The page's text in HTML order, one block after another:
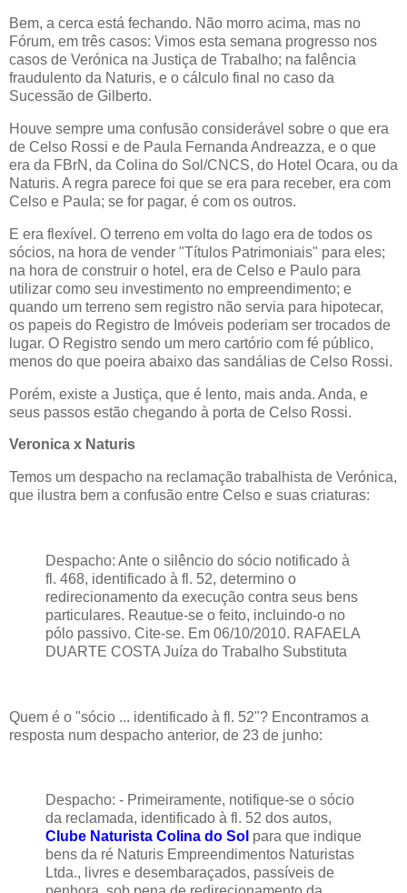
Bem, a cerca está fechando. Não morro acima, mas no
Fórum, em três casos: Vimos esta semana progresso nos
casos de Verónica na Justiça de Trabalho; na falência
fraudulento da Naturis, e o cálculo final no caso da
Sucessão de Gilberto.
Houve sempre uma confusão considerável sobre o que era
de Celso Rossi e de Paula Fernanda Andreazza, e o que
era da FBrN, da Colina do Sol/CNCS, do Hotel Ocara, ou da
Naturis. A regra parece foi que se era para receber, era com
Celso e Paula; se for pagar, é com os outros.
E era flexível. O terreno em volta do lago era de todos os
sócios, na hora de vender "Títulos Patrimoniais" para eles;
na hora de construir o hotel, era de Celso e Paulo para
utilizar como seu investimento no empreendimento; e
quando um terreno sem registro não servia para hipotecar,
os papeis do Registro de Imóveis poderiam ser trocados de
lugar. O Registro sendo um mero cartório com fé público,
menos do que poeira abaixo das sandálias de Celso Rossi.
Porém, existe a Justiça, que é lento, mais anda. Anda, e
seus passos estão chegando à porta de Celso Rossi.
Veronica x Naturis
Temos um despacho na reclamação trabalhista de Verónica,
que ilustra bem a confusão entre Celso e suas criaturas:
Despacho: Ante o silêncio do sócio notificado à
fl. 468, identificado à fl. 52, determino o
redirecionamento da execução contra seus bens
particulares. Reautue-se o feito, incluindo-o no
pólo passivo. Cite-se. Em 06/10/2010. RAFAELA
DUARTE COSTA Juíza do Trabalho Substituta
Quem é o "sócio ... identificado à fl. 52"? Encontramos a
resposta num despacho anterior, de 23 de junho:
Despacho: - Primeiramente, notifique-se o sócio
da reclamada, identificado à fl. 52 dos autos,
Clube Naturista Colina do Sol para que indique
bens da ré Naturis Empreendimentos Naturistas
Ltda., livres e desembaraçados, passíveis de